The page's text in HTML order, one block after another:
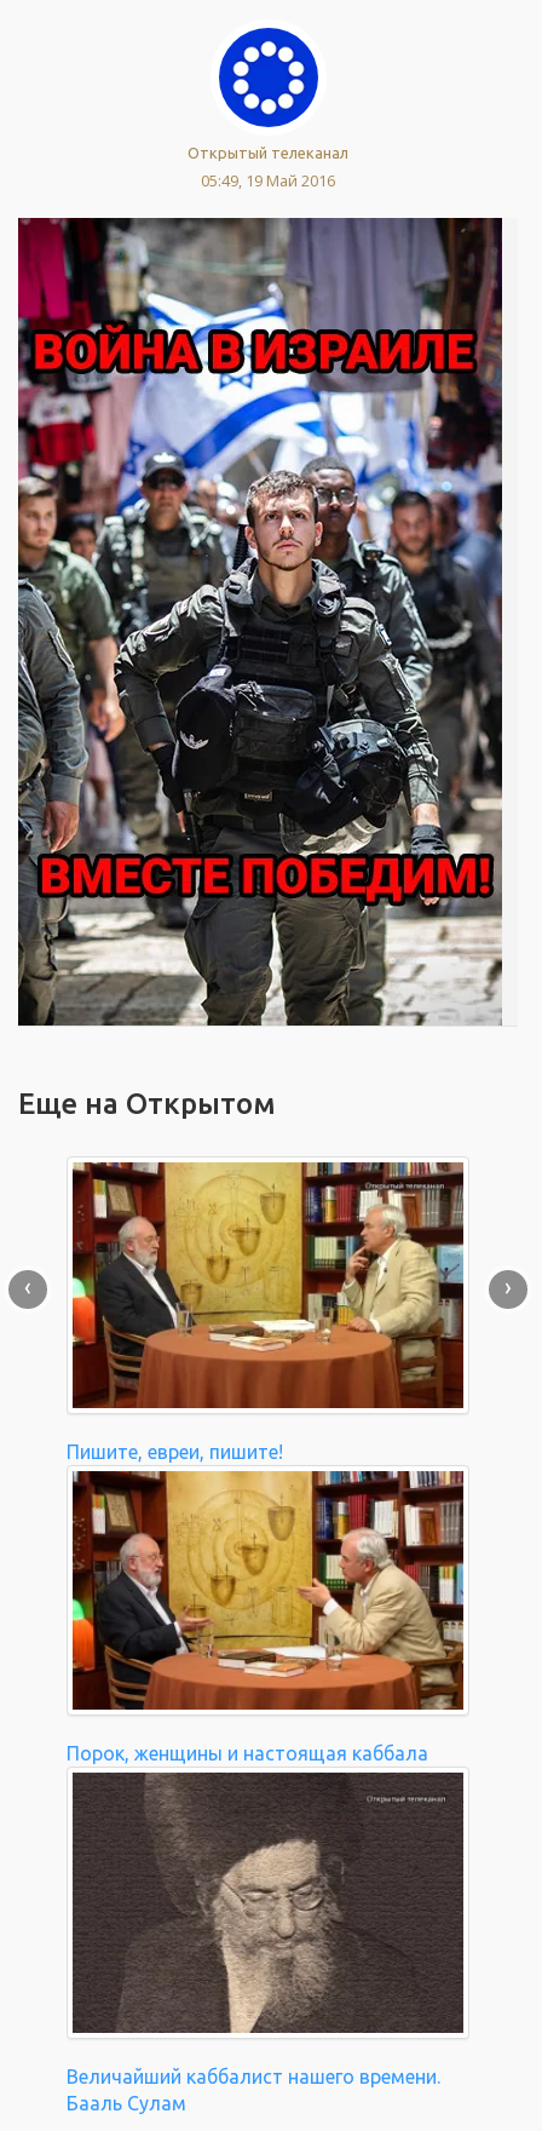
Открытый телеканал
05:49, 19 Май 2016
Еще на Открытом
Пишите, евреи, пишите!
Порок, женщины и настоящая каббала
Величайший каббалист нашего времени.
Бааль Сулам
‹ ›